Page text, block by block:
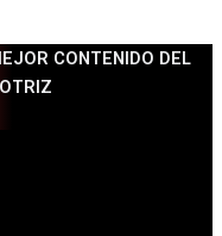
CONTENIDO DEL